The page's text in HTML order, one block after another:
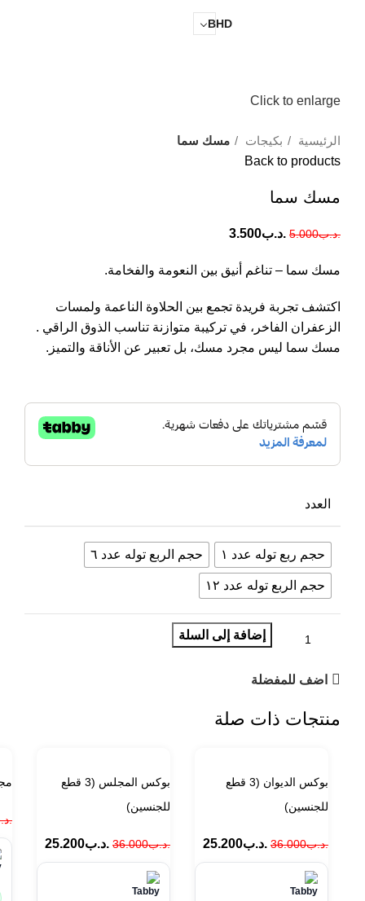
BHD
Click to enlarge
الرئيسية بكيجات
مسك سما
Back to products
مسك سما
.د.ب5.000 .د.ب3.500
مسك سما – تناغم أنيق بين النعومة والفخامة.
اكتشف تجربة فريدة تجمع بين الحلاوة الناعمة ولمسات
الزعفران الفاخر، في تركيبة متوازنة تناسب الذوق الراقي .
مسك سما ليس مجرد مسك، بل تعبير عن الأناقة والتميز.
العدد
حجم ربع توله عدد ١ حجم الربع توله عدد ٦
حجم الربع توله عدد ١٢
إضافة إلى السلة
اضف للمفضلة
منتجات ذات صلة
بوكس الديوان (3 قطع
للجنسين)
.د.ب36.000 .د.ب25.200
بوكس المجلس (3 قطع
للجنسين)
.د.ب36.000 .د.ب25.200